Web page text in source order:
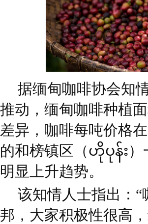
据缅甸咖啡协会知
推动，缅甸咖啡种植
差异，咖啡每吨价格
的和榜镇区（ဟိုပုန်း）
明显上升趋势。
该知情人士指出：
邦，大家积极性很高